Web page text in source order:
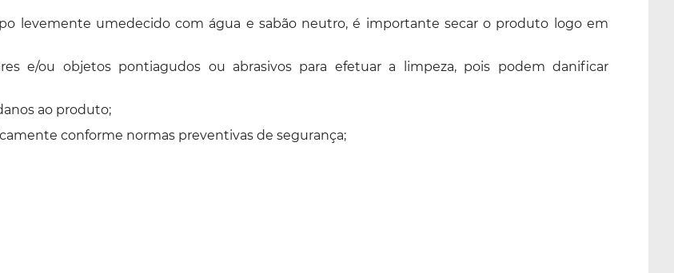
levemente umedecido com água e sabão neutro, é importante secar o produto logo em
e/ou objetos pontiagudos ou abrasivos para efetuar a limpeza, pois podem danificar
ao produto;
conforme normas preventivas de segurança;